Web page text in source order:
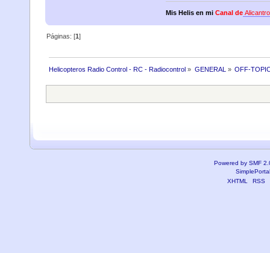
Mis Helis en mi Canal de
Páginas: [1]
Helicopteros Radio Control - RC - Radiocontrol » GENERAL » OFF-
Powered by SMF
XHTML
RSS